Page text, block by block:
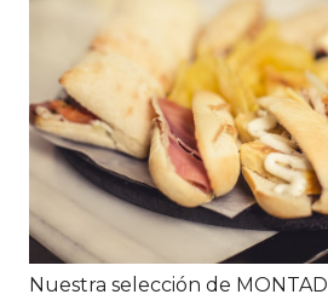
Nuestra selección de